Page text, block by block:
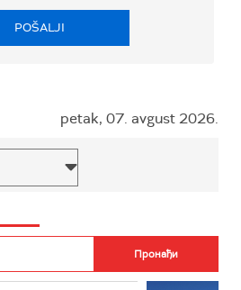
POŠALJI
petak, 07. avgust 2026.